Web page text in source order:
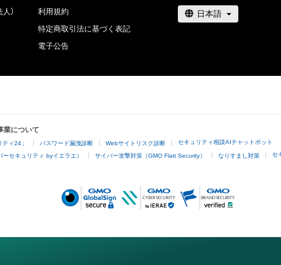
）
利用規約
特定商取引法に基づく表記
電子公告
業について
ィ24」 パスワード漏洩診断 Webサイトリスク診断 セキュリティ相談AIチャットボット
セキュリティ byイエラエ） サイバー攻撃対策（GMO Flatt Security） なりすまし対策 セ